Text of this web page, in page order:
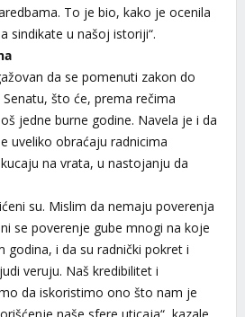
To je bio, kako je ocenila
sindikate u našoj istoriji“.
da se pomenuti zakon do
što će, prema rečima
jedne burne godine. Navela je i da
uveliko obraćaju radnicima
na vrata, u nastojanju da
su. Mislim da nemaju poverenja
se poverenje gube mnogi na koje
godina, i da su radnički pokret i
veruju. Naš kredibilitet i
da iskoristimo ono što nam je